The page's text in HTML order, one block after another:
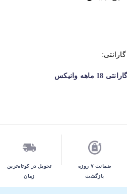
گارانتی:
18 ماهه وانیکس
ضمانت ۷ روزه
بازگشت
تحویل در کوتاه‌ترین
زمان